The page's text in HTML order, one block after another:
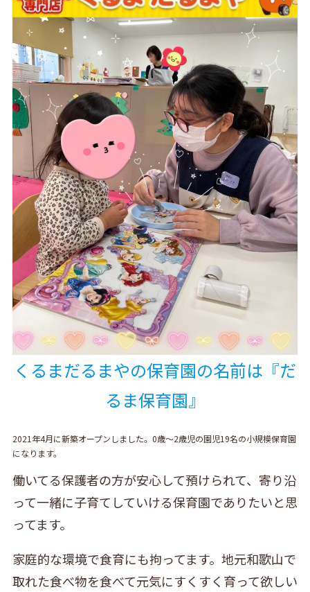
くるまだるまやの保育園の名前は『だ
るま保育園』
2021年4月に新築オープンしました。0歳～2歳児の園児19名の小規模保育園
になります。
働いてる保護者の方が安心して預けられて、寄り沿
って一緒に子育てしていける保育園でありたいと思
ってます。
家庭的な環境で食育にも拘ってます。地元和歌山で
取れた食べ物を食べて元気にすくすく育って欲しい